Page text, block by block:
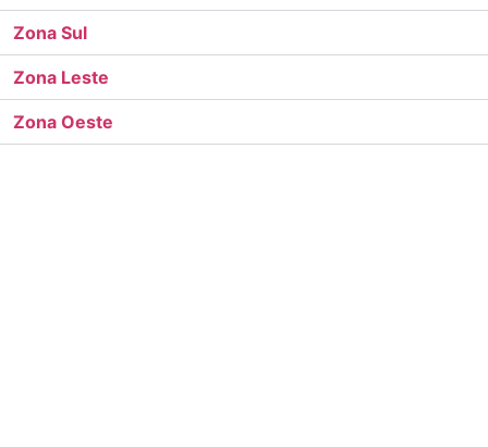
Zona Sul
Zona Leste
Zona Oeste